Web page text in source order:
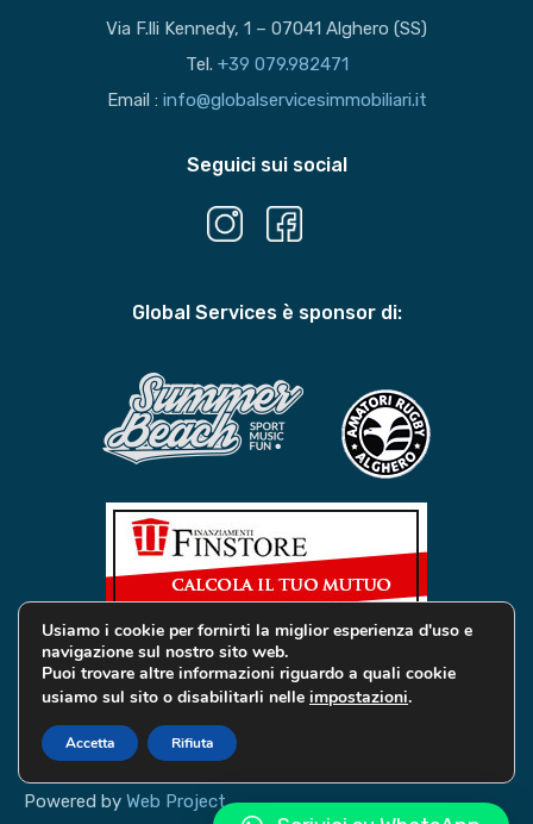
Via F.lli Kennedy, 1 – 07041 Alghero (SS)
Tel. +39 079.982471
Email : info@globalservicesimmobiliari.it
Seguici sui social
Global Services è sponsor di:
© 2019 Global Services Immobiliari | All rights reserved |
Privacy e Cookie
Powered by Web Project
Usiamo i cookie per fornirti la miglior esperienza d'uso e
navigazione sul nostro sito web.
Puoi trovare altre informazioni riguardo a quali cookie
usiamo sul sito o disabilitarli nelle impostazioni.
Accetta Rifiuta